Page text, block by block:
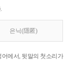
은닉(隱匿)
에서, 뒷말의 첫소리가